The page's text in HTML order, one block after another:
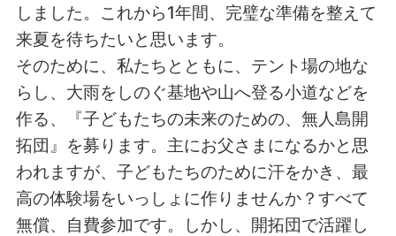
しました。これから1年間、完璧な準備を整えて
来夏を待ちたいと思います。
そのために、私たちとともに、テント場の地な
らし、大雨をしのぐ基地や山へ登る小道などを
作る、『子どもたちの未来のための、無人島開
拓団』を募ります。主にお父さまになるかと思
われますが、子どもたちのために汗をかき、最
高の体験場をいっしょに作りませんか？すべて
無償、自費参加です。しかし、開拓団で活躍し